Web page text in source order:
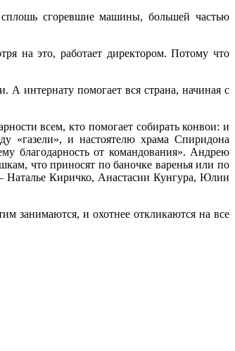
сгоревшие машины, большей частью
на это, работает директором. Потому что
А интернату помогает вся страна, начиная с
всем, кто помогает собирать конвои: и
«газели», и настоятелю храма Спиридона
благодарность от командования». Андрею
что приносят по баночке варенья или по
Наталье Киричко, Анастасии Кунгура, Юлии
занимаются, и охотнее откликаются на все